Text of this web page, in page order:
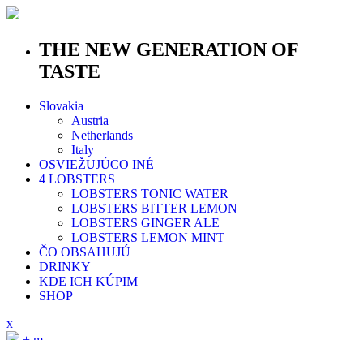
THE NEW GENERATION OF
TASTE
Slovakia
Austria
Netherlands
Italy
OSVIEŽUJÚCO INÉ
4 LOBSTERS
LOBSTERS TONIC WATER
LOBSTERS BITTER LEMON
LOBSTERS GINGER ALE
LOBSTERS LEMON MINT
ČO OBSAHUJÚ
DRINKY
KDE ICH KÚPIM
SHOP
x